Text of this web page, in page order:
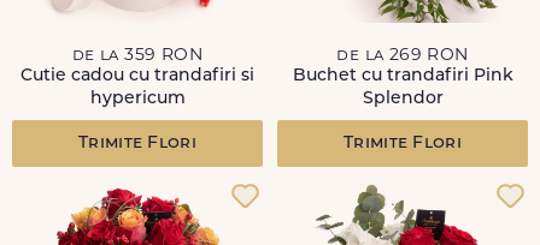
de la 359 RON
Cutie cadou cu trandafiri si
hypericum
Trimite Flori
de la 269 RON
Buchet cu trandafiri Pink
Splendor
Trimite Flori